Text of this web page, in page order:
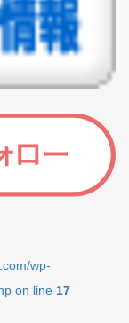
wp-
on line 17